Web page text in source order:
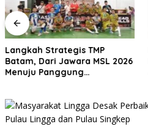
Langkah Strategis TMP
Batam, Dari Jawara MSL 2026
Menuju Panggung